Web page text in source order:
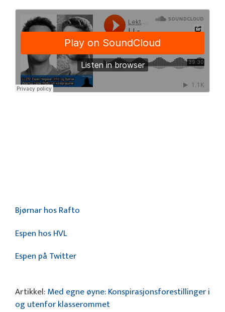
Bjørnar hos Rafto
Espen hos HVL
Espen på Twitter
Artikkel:Med egne øyne: Konspirasjonsforestillinger i
og utenfor klasserommet